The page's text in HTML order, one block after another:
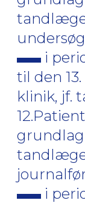
i
til den
klinik, jf.
i